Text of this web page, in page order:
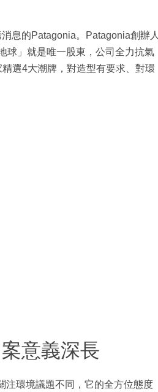
息的Patagonia。Patagonia創辦人
球」就是唯一股東，公司全力抗氣
選4大潮牌，對造型有要求、對環
意義深長
注環境議題不同，它的全方位態度